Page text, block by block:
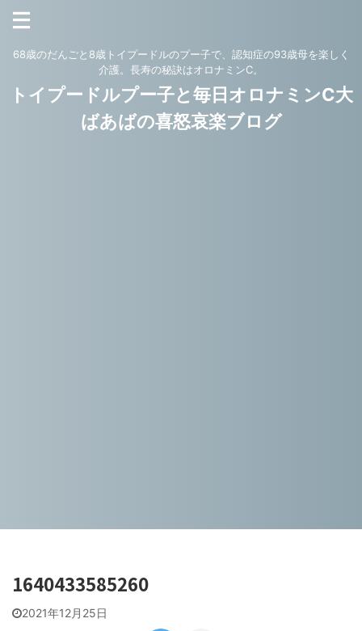
68歳のだんごと8歳トイプードルのプー子で、認知症の93歳母を楽しく
介護。長寿の秘訣はオロナミンC。
トイプードルプー子と毎日オロナミンC大
ばあばの喜怒哀楽ブログ
1640433585260
2021年12月25日